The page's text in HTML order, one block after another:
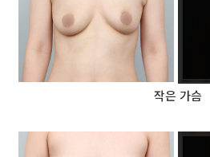
작은 가슴